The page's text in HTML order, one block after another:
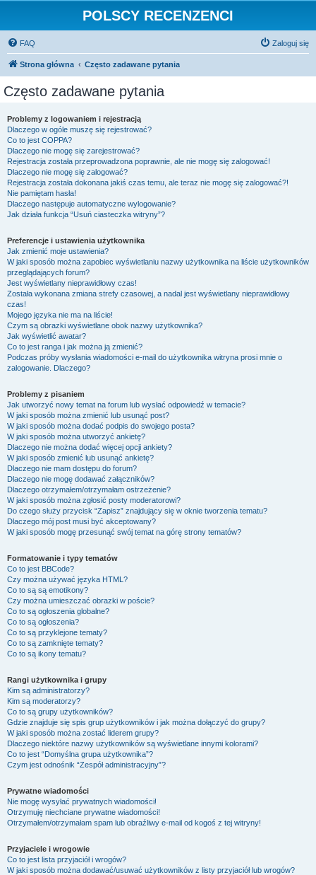
POLSCY RECENZENCI
FAQ Zaloguj się
Strona główna Często zadawane pytania
Często zadawane pytania
Problemy z logowaniem i rejestracją
Dlaczego w ogóle muszę się rejestrować?
Co to jest COPPA?
Dlaczego nie mogę się zarejestrować?
Rejestracja została przeprowadzona poprawnie, ale nie mogę się zalogować!
Dlaczego nie mogę się zalogować?
Rejestracja została dokonana jakiś czas temu, ale teraz nie mogę się zalogować?!
Nie pamiętam hasła!
Dlaczego następuje automatyczne wylogowanie?
Jak działa funkcja “Usuń ciasteczka witryny”?
Preferencje i ustawienia użytkownika
Jak zmienić moje ustawienia?
W jaki sposób można zapobiec wyświetlaniu nazwy użytkownika na liście użytkowników
przeglądających forum?
Jest wyświetlany nieprawidłowy czas!
Została wykonana zmiana strefy czasowej, a nadal jest wyświetlany nieprawidłowy
czas!
Mojego języka nie ma na liście!
Czym są obrazki wyświetlane obok nazwy użytkownika?
Jak wyświetlić awatar?
Co to jest ranga i jak można ją zmienić?
Podczas próby wysłania wiadomości e-mail do użytkownika witryna prosi mnie o
zalogowanie. Dlaczego?
Problemy z pisaniem
Jak utworzyć nowy temat na forum lub wysłać odpowiedź w temacie?
W jaki sposób można zmienić lub usunąć post?
W jaki sposób można dodać podpis do swojego posta?
W jaki sposób można utworzyć ankietę?
Dlaczego nie można dodać więcej opcji ankiety?
W jaki sposób zmienić lub usunąć ankietę?
Dlaczego nie mam dostępu do forum?
Dlaczego nie mogę dodawać załączników?
Dlaczego otrzymałem/otrzymałam ostrzeżenie?
W jaki sposób można zgłosić posty moderatorowi?
Do czego służy przycisk “Zapisz” znajdujący się w oknie tworzenia tematu?
Dlaczego mój post musi być akceptowany?
W jaki sposób mogę przesunąć swój temat na górę strony tematów?
Formatowanie i typy tematów
Co to jest BBCode?
Czy można używać języka HTML?
Co to są są emotikony?
Czy można umieszczać obrazki w poście?
Co to są ogłoszenia globalne?
Co to są ogłoszenia?
Co to są przyklejone tematy?
Co to są zamknięte tematy?
Co to są ikony tematu?
Rangi użytkownika i grupy
Kim są administratorzy?
Kim są moderatorzy?
Co to są grupy użytkowników?
Gdzie znajduje się spis grup użytkowników i jak można dołączyć do grupy?
W jaki sposób można zostać liderem grupy?
Dlaczego niektóre nazwy użytkowników są wyświetlane innymi kolorami?
Co to jest “Domyślna grupa użytkownika”?
Czym jest odnośnik “Zespół administracyjny”?
Prywatne wiadomości
Nie mogę wysyłać prywatnych wiadomości!
Otrzymuję niechciane prywatne wiadomości!
Otrzymałem/otrzymałam spam lub obraźliwy e-mail od kogoś z tej witryny!
Przyjaciele i wrogowie
Co to jest lista przyjaciół i wrogów?
W jaki sposób można dodawać/usuwać użytkowników z listy przyjaciół lub wrogów?